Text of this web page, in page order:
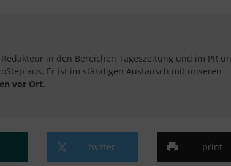
in den Bereichen Tageszeitung und im PR
aus. Er ist im ständigen Austausch mit unseren
vor Ort.​
twitter print